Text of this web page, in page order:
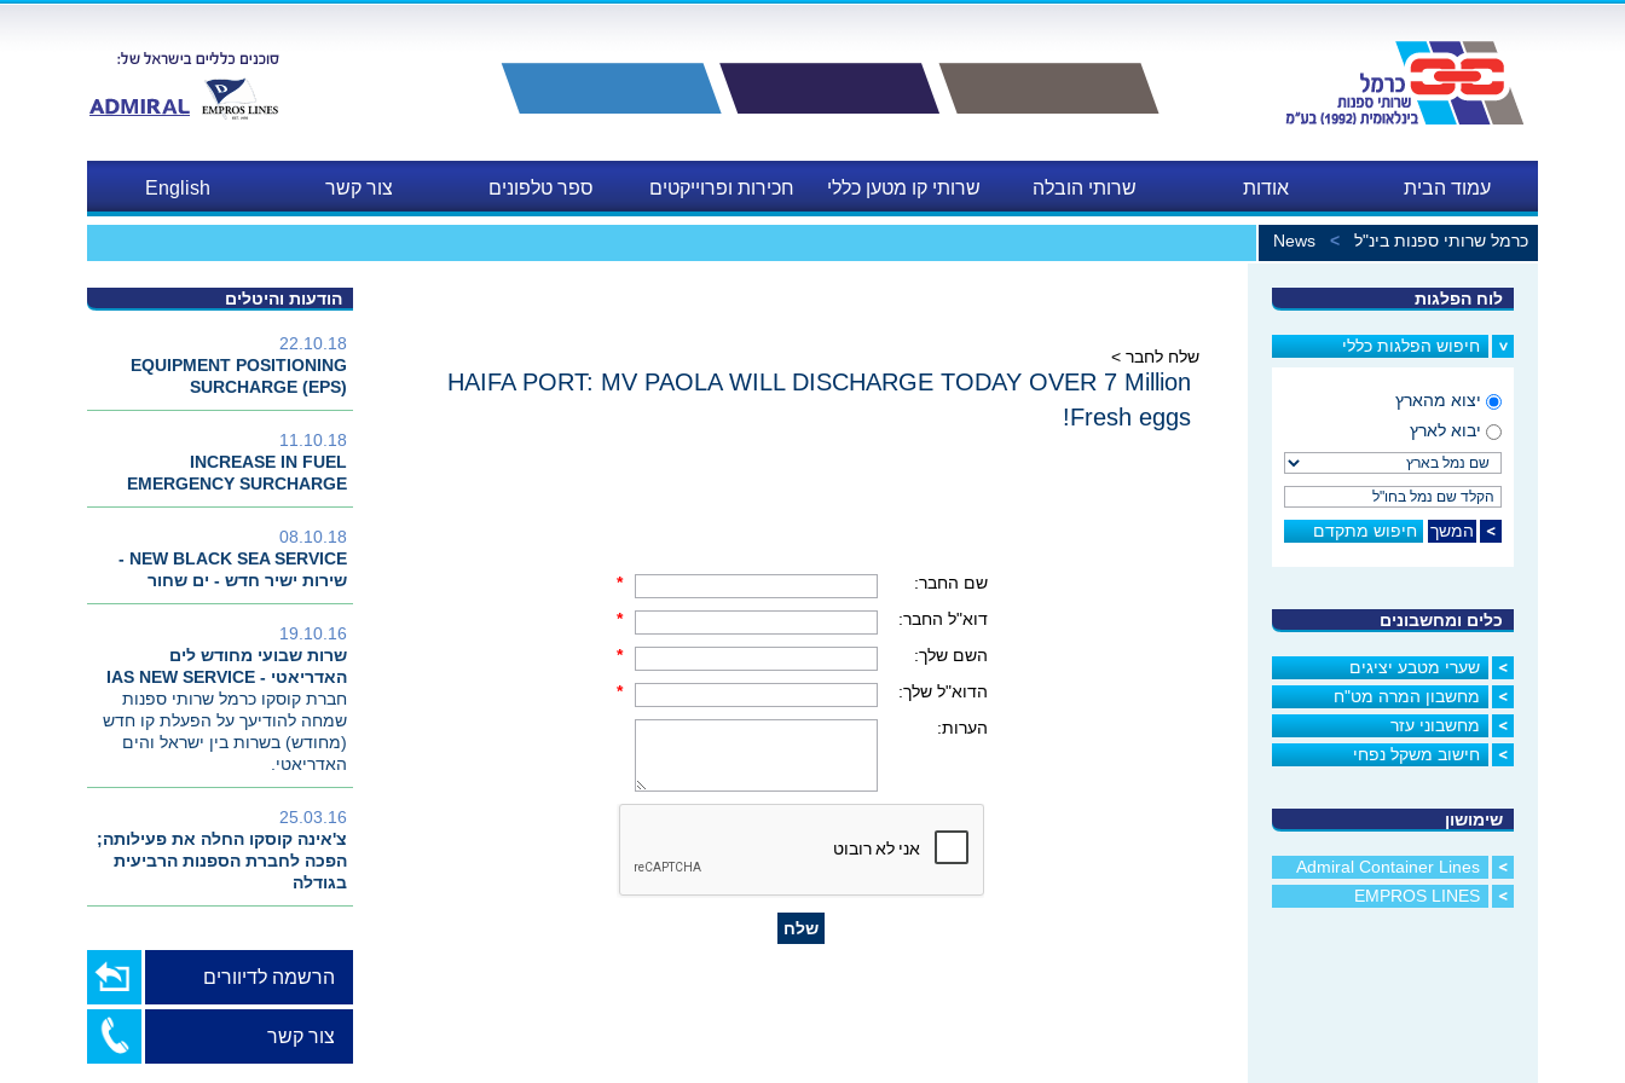
עמוד הבית אודות שרותי הובלה שרותי קו מטען כללי חכירות ופרוייקטים ספר טלפונים צור קשר English
כרמל שרותי ספנות בינ"ל >
News
לוח הפלגות
חיפוש הפלגות כללי
יצוא מהארץ
יבוא לארץ
חיפוש מתקדם
כלים ומחשבונים
שערי מטבע יציגים
מחשבון המרה מט"ח
מחשבוני עזר
חישוב משקל נפחי
שימושון
Admiral Container Lines
EMPROS LINES
שלח לחבר >
HAIFA PORT: MV PAOLA WILL DISCHARGE TODAY OVER 7 Million
Fresh eggs!
שם החבר:
*
דוא"ל החבר:
*
השם שלך:
*
הדוא"ל שלך:
*
הערות:
הודעות והיטלים
22.10.18
EQUIPMENT POSITIONING
SURCHARGE (EPS)
11.10.18
INCREASE IN FUEL
EMERGENCY SURCHARGE
08.10.18
NEW BLACK SEA SERVICE -
שירות ישיר חדש - ים שחור
19.10.16
שרות שבועי מחודש לים
האדריאטי - IAS NEW SERVICE
חברת קוסקו כרמל שרותי ספנות
שמחה להודיעך על הפעלת קו חדש
(מחודש) בשרות בין ישראל והים
האדריאטי.
25.03.16
צ'אינה קוסקו החלה את פעילותה;
הפכה לחברת הספנות הרביעית
בגודלה
הרשמה לדיוורים
צור קשר